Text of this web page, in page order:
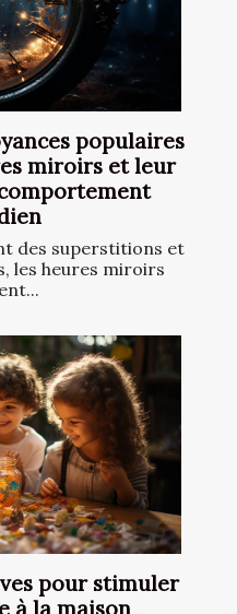
populaires
miroirs et leur
des superstitions et
les heures miroirs
pour stimuler
à la maison